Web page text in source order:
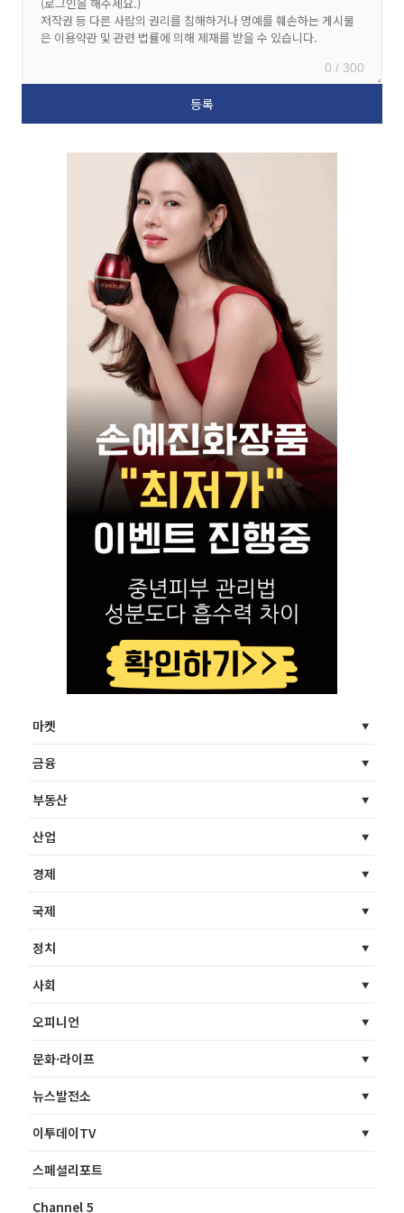
0 / 300
마켓
금융
부동산
산업
경제
국제
정치
사회
오피니언
문화·라이프
뉴스발전소
이투데이TV
스페셜리포트
Channel 5